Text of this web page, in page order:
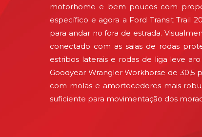
motorhome e bem poucos com
específico e agora a Ford Transit Trail
para andar no fora de estrada.
conectado com as saias de rodas
estribos laterais e rodas de liga leve
Goodyear Wrangler Workhorse de 30,5
com molas e amortecedores mais
suficiente para movimentação dos